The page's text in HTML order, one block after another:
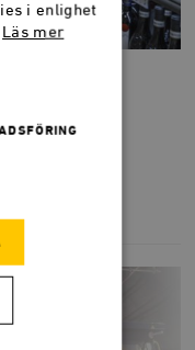
svensk
i enlighet
Läs mer